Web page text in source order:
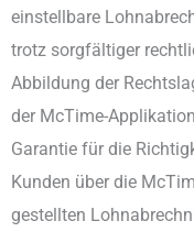
einstellbare
trotz sorgfältiger
Abbildung der
der McTime-
Garantie für die
Kunden über die
gestellten